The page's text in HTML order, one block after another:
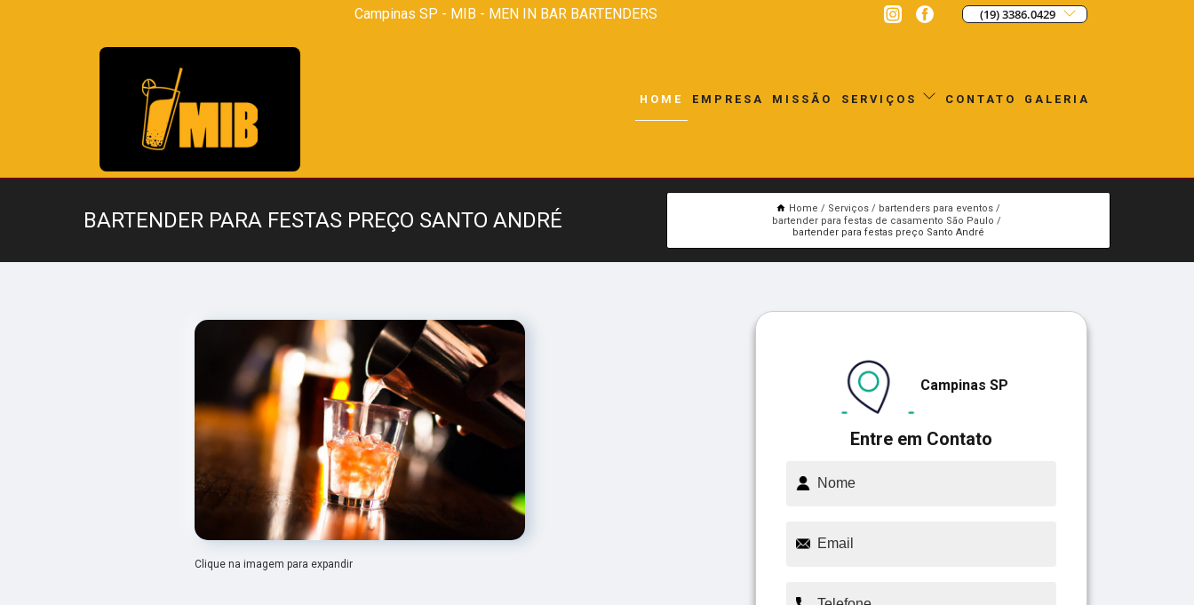
Campinas SP - MIB - MEN IN BAR BARTENDERS (19) 3386.0429
HOME EMPRESA MISSÃO SERVIÇOS CONTATO GALERIA
BARTENDER PARA FESTAS PREÇO SANTO ANDRÉ Home Serviços
bartenders para eventos
bartender para festas de casamento São Paulo
bartender para festas preço Santo André
Clique na imagem para expandir
Entre em Contato
Campinas SP